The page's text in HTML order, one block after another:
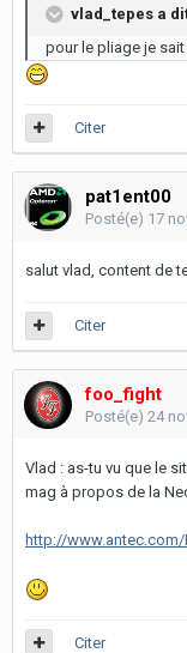
vlad_tepes a
pour le pliage je sait
Citer
pat1ent00
Posté(e) 17
salut vlad, content de
Citer
foo_fight
Posté(e) 24
Vlad : as-tu vu que le
mag à propos de la
http://www.antec.com/
Citer